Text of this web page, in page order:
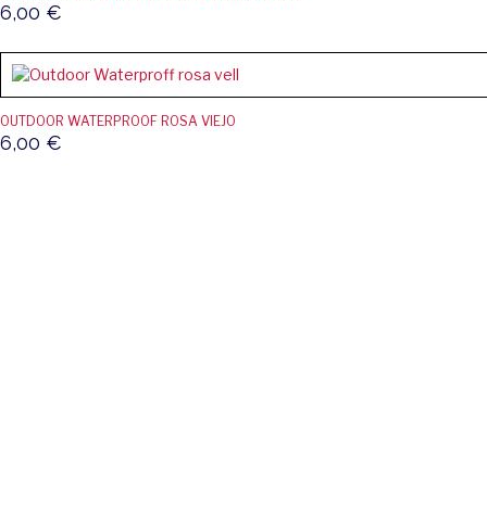
6,00 €
OUTDOOR WATERPROOF ROSA VIEJO
6,00 €